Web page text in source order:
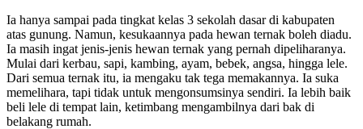
Ia hanya sampai pada tingkat kelas 3 sekolah dasar di kabupaten
atas gunung. Namun, kesukaannya pada hewan ternak boleh diadu.
Ia masih ingat jenis-jenis hewan ternak yang pernah dipeliharanya.
Mulai dari kerbau, sapi, kambing, ayam, bebek, angsa, hingga lele.
Dari semua ternak itu, ia mengaku tak tega memakannya. Ia suka
memelihara, tapi tidak untuk mengonsumsinya sendiri. Ia lebih baik
beli lele di tempat lain, ketimbang mengambilnya dari bak di
belakang rumah.